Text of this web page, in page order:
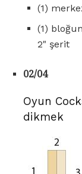
(1)
(1)
2" şerit
02/04
Oyun
dikmek